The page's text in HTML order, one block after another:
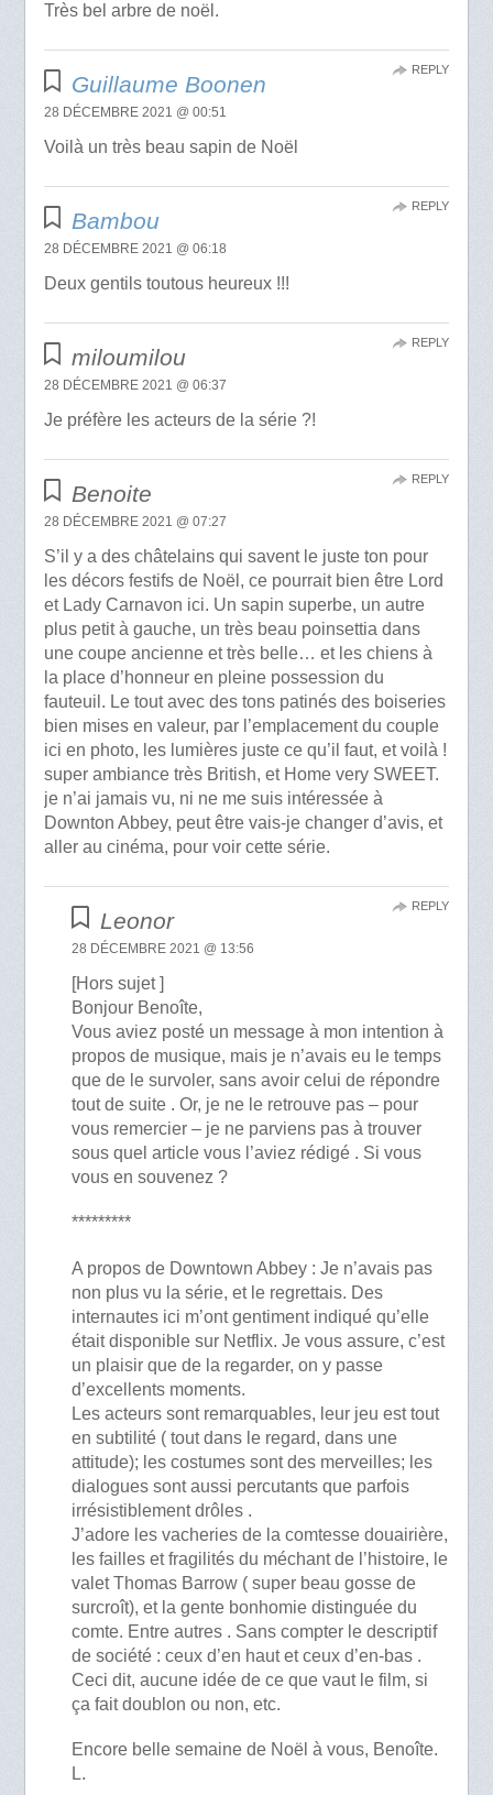
Très bel arbre de noël.
Guillaume Boonen
28 DÉCEMBRE 2021 @ 00:51
Voilà un très beau sapin de Noël
REPLY
Bambou
28 DÉCEMBRE 2021 @ 06:18
Deux gentils toutous heureux !!!
REPLY
miloumilou
28 DÉCEMBRE 2021 @ 06:37
Je préfère les acteurs de la série ?!
REPLY
Benoite
28 DÉCEMBRE 2021 @ 07:27
S’il y a des châtelains qui savent le juste ton pour
les décors festifs de Noël, ce pourrait bien être Lord
et Lady Carnavon ici. Un sapin superbe, un autre
plus petit à gauche, un très beau poinsettia dans
une coupe ancienne et très belle… et les chiens à
la place d’honneur en pleine possession du
fauteuil. Le tout avec des tons patinés des boiseries
bien mises en valeur, par l’emplacement du couple
ici en photo, les lumières juste ce qu’il faut, et voilà !
super ambiance très British, et Home very SWEET.
je n’ai jamais vu, ni ne me suis intéressée à
Downton Abbey, peut être vais-je changer d’avis, et
aller au cinéma, pour voir cette série.
REPLY
Leonor
28 DÉCEMBRE 2021 @ 13:56
[Hors sujet ]
Bonjour Benoîte,
Vous aviez posté un message à mon intention à
propos de musique, mais je n’avais eu le temps
que de le survoler, sans avoir celui de répondre
tout de suite . Or, je ne le retrouve pas – pour
vous remercier – je ne parviens pas à trouver
sous quel article vous l’aviez rédigé . Si vous
vous en souvenez ?
*********
A propos de Downtown Abbey : Je n’avais pas
non plus vu la série, et le regrettais. Des
internautes ici m’ont gentiment indiqué qu’elle
était disponible sur Netflix. Je vous assure, c’est
un plaisir que de la regarder, on y passe
d’excellents moments.
Les acteurs sont remarquables, leur jeu est tout
en subtilité ( tout dans le regard, dans une
attitude); les costumes sont des merveilles; les
dialogues sont aussi percutants que parfois
irrésistiblement drôles .
J’adore les vacheries de la comtesse douairière,
les failles et fragilités du méchant de l’histoire, le
valet Thomas Barrow ( super beau gosse de
surcroît), et la gente bonhomie distinguée du
comte. Entre autres . Sans compter le descriptif
de société : ceux d’en haut et ceux d’en-bas .
Ceci dit, aucune idée de ce que vaut le film, si
ça fait doublon ou non, etc.
Encore belle semaine de Noël à vous, Benoîte.
L.
REPLY